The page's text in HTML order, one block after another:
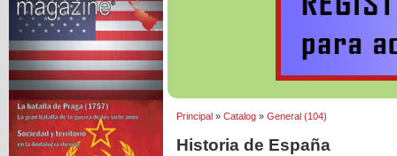
Principal» Catalog» General (104)
Historia de España